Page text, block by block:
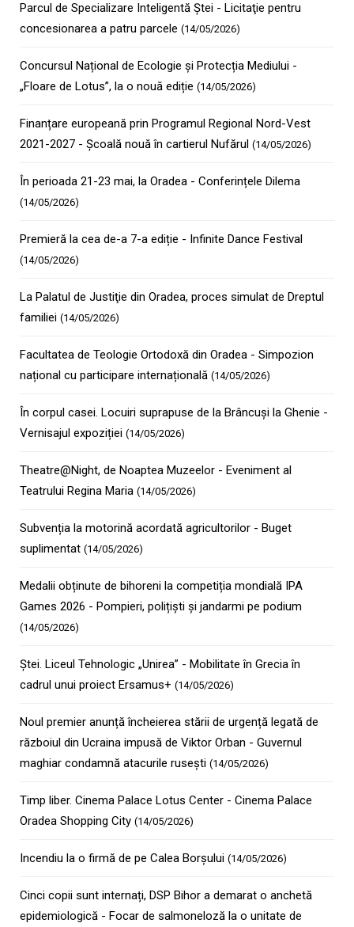
Parcul de Specializare Inteligentă Ştei - Licitaţie pentru
concesionarea a patru parcele (14/05/2026)
Concursul Național de Ecologie și Protecția Mediului -
„Floare de Lotus”, la o nouă ediție (14/05/2026)
Finanțare europeană prin Programul Regional Nord-Vest
2021-2027 - Şcoală nouă în cartierul Nufărul (14/05/2026)
În perioada 21-23 mai, la Oradea - Conferințele Dilema
(14/05/2026)
Premieră la cea de-a 7-a ediție - Infinite Dance Festival
(14/05/2026)
La Palatul de Justiţie din Oradea, proces simulat de Dreptul
familiei (14/05/2026)
Facultatea de Teologie Ortodoxă din Oradea - Simpozion
național cu participare internațională (14/05/2026)
În corpul casei. Locuiri suprapuse de la Brâncuși la Ghenie -
Vernisajul expoziției (14/05/2026)
Theatre@Night, de Noaptea Muzeelor - Eveniment al
Teatrului Regina Maria (14/05/2026)
Subvenția la motorină acordată agricultorilor - Buget
suplimentat (14/05/2026)
Medalii obținute de bihoreni la competiția mondială IPA
Games 2026 - Pompieri, polițiști și jandarmi pe podium
(14/05/2026)
Ștei. Liceul Tehnologic „Unirea” - Mobilitate în Grecia în
cadrul unui proiect Ersamus+ (14/05/2026)
Noul premier anunță încheierea stării de urgență legată de
războiul din Ucraina impusă de Viktor Orban - Guvernul
maghiar condamnă atacurile rusești (14/05/2026)
Timp liber. Cinema Palace Lotus Center - Cinema Palace
Oradea Shopping City (14/05/2026)
​​​​​​​Incendiu la o firmă de pe Calea Borșului (14/05/2026)
Cinci copii sunt internați, DSP Bihor a demarat o anchetă
epidemiologică - Focar de salmoneloză la o unitate de